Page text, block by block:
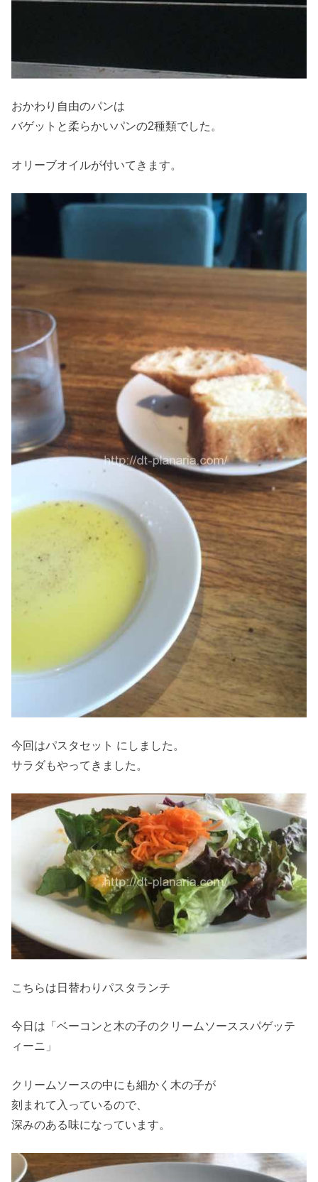
おかわり自由のパンは
バゲットと柔らかいパンの2種類でした。
オリーブオイルが付いてきます。
今回はパスタセット にしました。
サラダもやってきました。
こちらは日替わりパスタランチ
今日は「ベーコンと木の子のクリームソーススパゲッテ
ィーニ」
クリームソースの中にも細かく木の子が
刻まれて入っているので、
深みのある味になっています。